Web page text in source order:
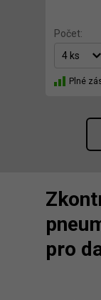
Počet:
Plné
pro